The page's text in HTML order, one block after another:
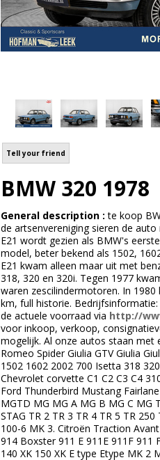
Tell your friend
BMW 320 1978
General description :te koop
de artsenvereniging sieren de
E21 wordt gezien als BMW's
model, beter bekend als 1502,
E21 kwam alleen maar uit met
318, 320 en 320i. Tegen 1977
waren zescilindermotoren. In
km, full historie.
de actuele voorraad via http://
voor inkoop, verkoop,
mogelijk. Al onze autos staan
Romeo Spider Giulia GTV Giulia
1502 1602 2002 700 Isetta 318
Chevrolet corvette C1 C2 C3 C4
Ford Thunderbird Mustang
MGTD MG MG A MG B MG C MG
STAG TR 2 TR 3 TR 4 TR 5 TR
100-6 MK 3. Citroën Traction
914 Boxster 911 E 911E 911F 911
140 XK 150 XK E type Etype MK 2